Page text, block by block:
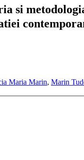
si
Maria Marin, Marin